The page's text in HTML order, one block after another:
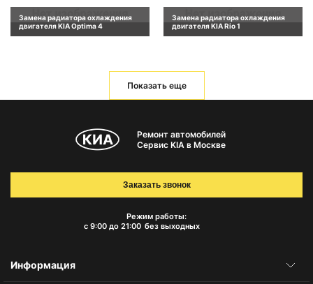
Замена радиатора охлаждения
двигателя KIA Optima 4
Замена радиатора охлаждения
двигателя KIA Rio 1
Показать еще
Ремонт автомобилей
Сервис KIA в Москве
Режим работы:
с 9:00 до 21:00 без выходных
Заказать звонок
Информация